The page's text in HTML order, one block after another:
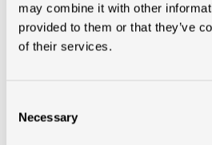
may combine it with other
provided to them or that they’ve
of their services.
Selection
Necessary
Anche quest’anno FIMI è content
che si terranno presso la Reggia di Monza
Il programma completo dell’evento e
indisponibili al link: http://